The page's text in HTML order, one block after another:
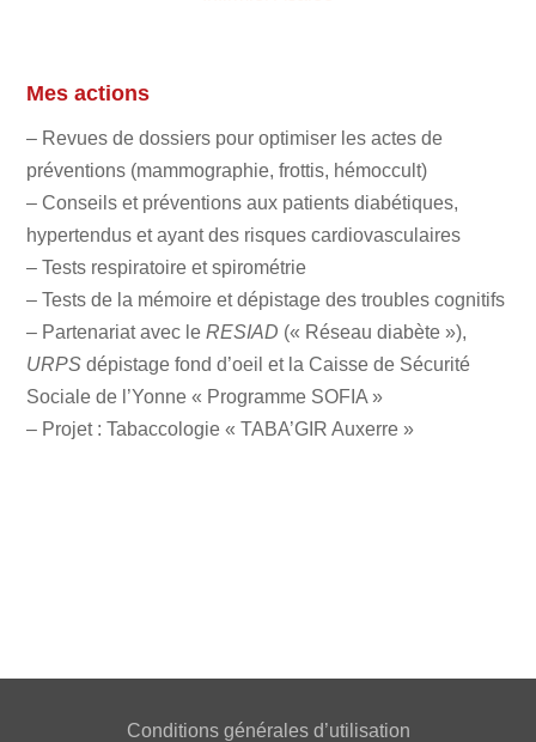
Mes actions
– Revues de dossiers pour optimiser les actes de
préventions (mammographie, frottis, hémoccult)
– Conseils et préventions aux patients diabétiques,
hypertendus et ayant des risques cardiovasculaires
– Tests respiratoire et spirométrie
– Tests de la mémoire et dépistage des troubles cognitifs
– Partenariat avec leRESIAD (« Réseau diabète »),
URPS dépistage fond d’oeil et la Caisse de Sécurité
Sociale de l’Yonne « Programme SOFIA »
– Projet : Tabaccologie « TABA’GIR Auxerre »
Conditions générales d’utilisation